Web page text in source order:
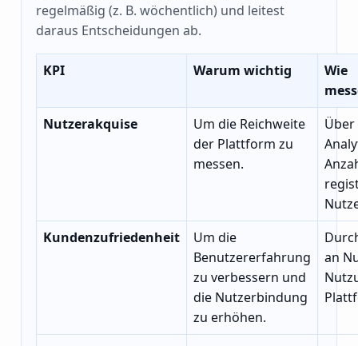
regelmäßig (z. B. wöchentlich) und leitest
daraus Entscheidungen ab.
KPI Warum wichtig
Wie
Nutzerakquise
Um die Reichweite
der Plattform zu
messen.
Kundenzufriedenheit
Um die
Benutzererfahrung
zu verbessern und
die Nutzerbindung
zu erhöhen.
an